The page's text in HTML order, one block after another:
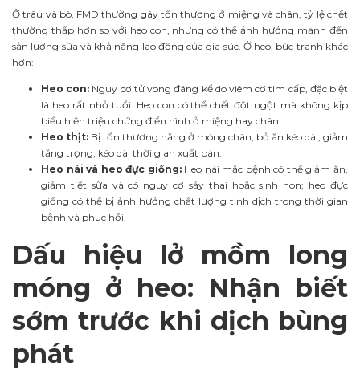
Ở trâu và bò, FMD thường gây tổn thương ở miệng và chân, tỷ lệ chết
thường thấp hơn so với heo con, nhưng có thể ảnh hưởng mạnh đến
sản lượng sữa và khả năng lao động của gia súc. Ở heo, bức tranh khác
hơn:
Heo con: Nguy cơ tử vong đáng kể do viêm cơ tim cấp, đặc biệt
là heo rất nhỏ tuổi. Heo con có thể chết đột ngột mà không kịp
biểu hiện triệu chứng điển hình ở miệng hay chân.
Heo thịt: Bị tổn thương nặng ở móng chân, bỏ ăn kéo dài, giảm
tăng trọng, kéo dài thời gian xuất bán.
Heo nái và heo đực giống:Heo nái mắc bệnh có thể giảm ăn,
giảm tiết sữa và có nguy cơ sảy thai hoặc sinh non; heo đực
giống có thể bị ảnh hưởng chất lượng tinh dịch trong thời gian
bệnh và phục hồi.
Dấu hiệu lở mồm long
móng ở heo: Nhận biết
sớm trước khi dịch bùng
phát